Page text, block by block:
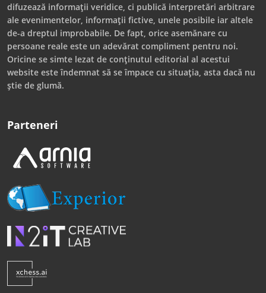
difuzează informații veridice, ci publică interpretări arbitrare
ale evenimentelor, informații fictive, unele posibile iar altele
de-a dreptul improbabile. De fapt, orice asemănare cu
persoane reale este un adevărat compliment pentru noi.
Oricine se simte lezat de conținutul editorial al acestui
website este îndemnat să se împace cu situația, asta dacă nu
știe de glumă.
Parteneri